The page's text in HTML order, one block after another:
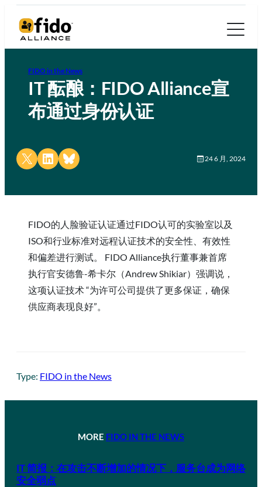
FIDO in the News
IT 酝酿：FIDO Alliance宣
布通过身份认证
Share on X Share on LinkedIn
Share on Bluesky 24 6 月, 2024
FIDO的人脸验证认证通过FIDO认可的实验室以及
ISO和行业标准对远程认证技术的安全性、有效性
和偏差进行测试。 FIDO Alliance执行董事兼首席
执行官安德鲁-希卡尔（Andrew Shikiar）强调说，
这项认证技术 “为许可公司提供了更多保证，确保
供应商表现良好”。
Type: FIDO in the News
MORE FIDO IN THE NEWS
IT 简报：在攻击不断增加的情况下，服务台成为网络
安全弱点